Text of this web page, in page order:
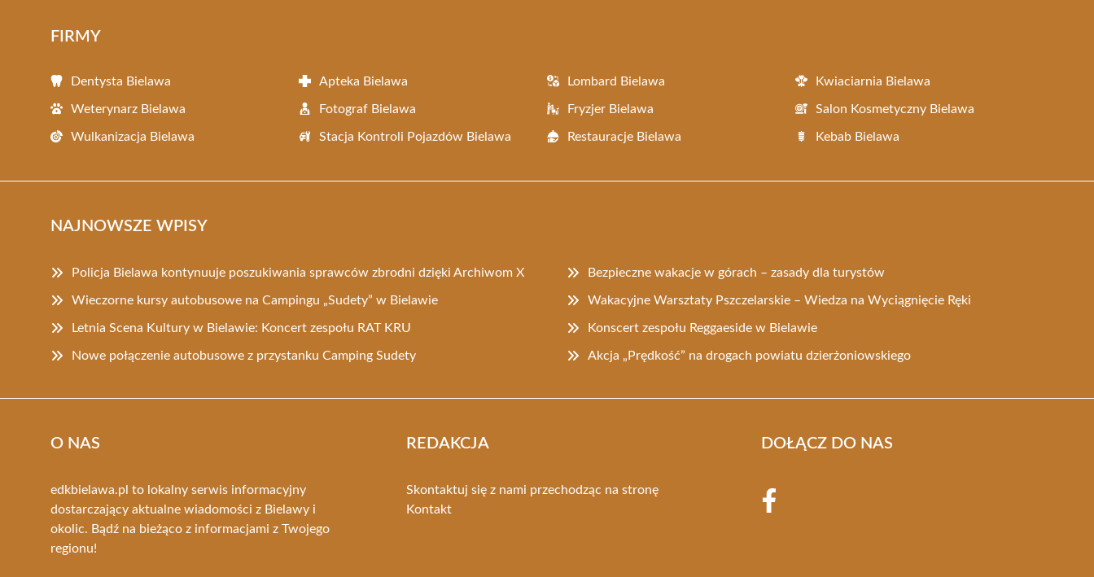
FIRMY
Dentysta Bielawa Apteka Bielawa Lombard Bielawa Kwiaciarnia Bielawa
Weterynarz Bielawa Fotograf Bielawa Fryzjer Bielawa Salon Kosmetyczny Bielawa
Wulkanizacja Bielawa Stacja Kontroli Pojazdów Bielawa Restauracje Bielawa Kebab Bielawa
NAJNOWSZE WPISY
Policja Bielawa kontynuuje poszukiwania sprawców zbrodni dzięki Archiwom X Bezpieczne wakacje w górach – zasady dla turystów
Wieczorne kursy autobusowe na Campingu „Sudety” w Bielawie Wakacyjne Warsztaty Pszczelarskie – Wiedza na Wyciągnięcie Ręki
Letnia Scena Kultury w Bielawie: Koncert zespołu RAT KRU Konscert zespołu Reggaeside w Bielawie
Nowe połączenie autobusowe z przystanku Camping Sudety Akcja „Prędkość” na drogach powiatu dzierżoniowskiego
O NAS
edkbielawa.pl to lokalny serwis informacyjny
dostarczający aktualne wiadomości z Bielawy i
okolic. Bądź na bieżąco z informacjami z Twojego
regionu!
REDAKCJA
Skontaktuj się z nami przechodząc na stronę
Kontakt
DOŁĄCZ DO NAS